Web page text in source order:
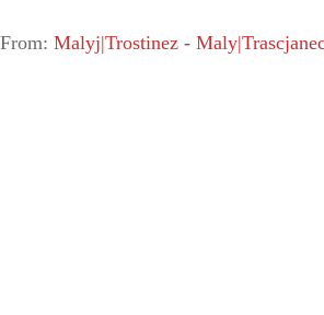
From: Malyj|Trostinez -